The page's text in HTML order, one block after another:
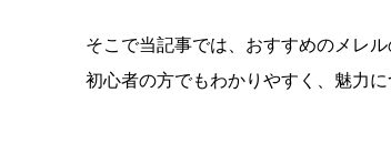
そこで当記事では、おすすめのメレ
初心者の方でもわかりやすく、魅力